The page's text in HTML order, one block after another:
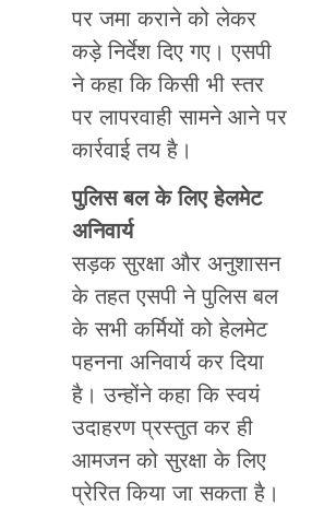
पर जमा कराने को लेकर
कड़े निर्देश दिए गए। एसपी
ने कहा कि किसी भी स्तर
पर लापरवाही सामने आने पर
कार्रवाई तय है।
पुलिस बल के लिए हेलमेट
अनिवार्य
सड़क सुरक्षा और अनुशासन
के तहत एसपी ने पुलिस बल
के सभी कर्मियों को हेलमेट
पहनना अनिवार्य कर दिया
है। उन्होंने कहा कि स्वयं
उदाहरण प्रस्तुत कर ही
आमजन को सुरक्षा के लिए
प्रेरित किया जा सकता है।